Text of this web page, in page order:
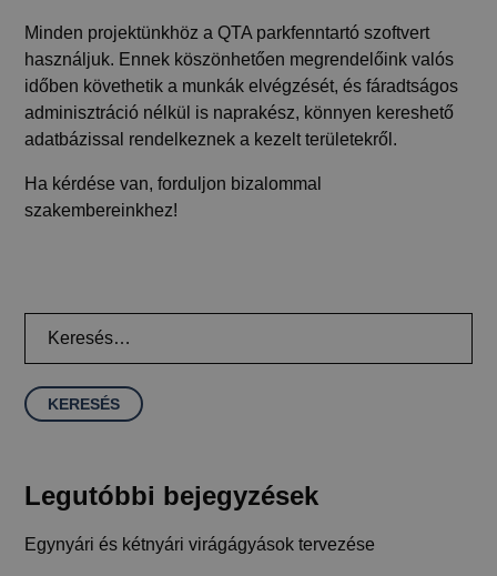
Minden projektünkhöz a QTA parkfenntartó szoftvert
használjuk. Ennek köszönhetően megrendelőink valós
időben követhetik a munkák elvégzését, és fáradtságos
adminisztráció nélkül is naprakész, könnyen kereshető
adatbázissal rendelkeznek a kezelt területekről.
Ha kérdése van, forduljon bizalommal
szakembereinkhez!
Legutóbbi bejegyzések
Egynyári és kétnyári virágágyások tervezése